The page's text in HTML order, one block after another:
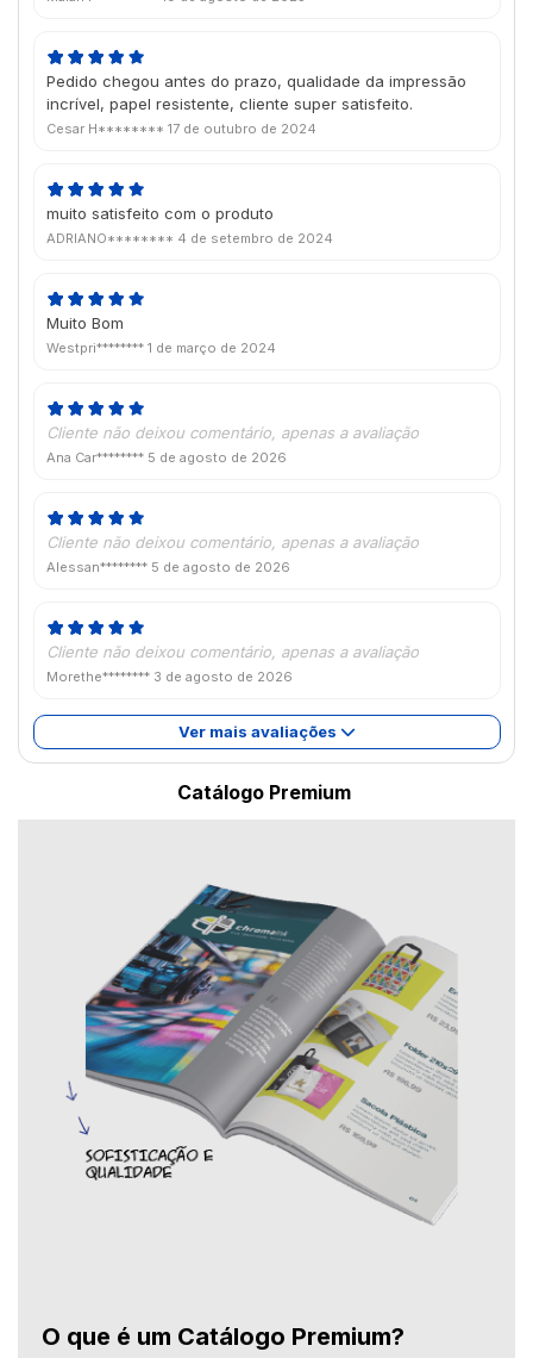
Pedido chegou antes do prazo, qualidade da impressão
incrível, papel resistente, cliente super satisfeito.
Cesar H******** 17 de outubro de 2024
muito satisfeito com o produto
ADRIANO******** 4 de setembro de 2024
Muito Bom
Westpri******** 1 de março de 2024
Cliente não deixou comentário, apenas a avaliação
Ana Car******** 5 de agosto de 2026
Cliente não deixou comentário, apenas a avaliação
Alessan******** 5 de agosto de 2026
Cliente não deixou comentário, apenas a avaliação
Morethe******** 3 de agosto de 2026
Ver mais avaliações
Catálogo Premium
O que é um Catálogo Premium?